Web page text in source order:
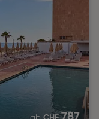
787